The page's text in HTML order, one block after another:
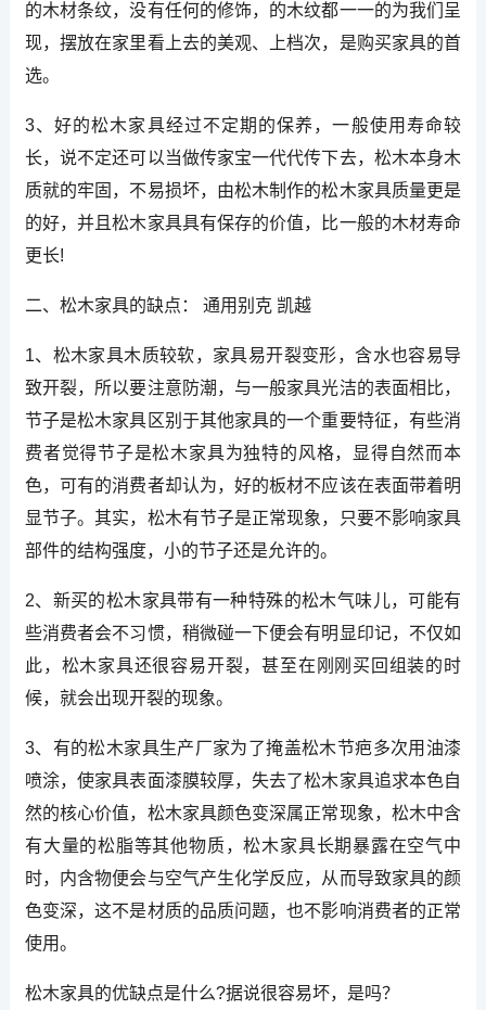
的木材条纹，没有任何的修饰，的木纹都一一的为我们呈
现，摆放在家里看上去的美观、上档次，是购买家具的首
选。
3、好的松木家具经过不定期的保养，一般使用寿命较
长，说不定还可以当做传家宝一代代传下去，松木本身木
质就的牢固，不易损坏，由松木制作的松木家具质量更是
的好，并且松木家具具有保存的价值，比一般的木材寿命
更长!
二、松木家具的缺点： 通用别克 凯越
1、松木家具木质较软，家具易开裂变形，含水也容易导
致开裂，所以要注意防潮，与一般家具光洁的表面相比，
节子是松木家具区别于其他家具的一个重要特征，有些消
费者觉得节子是松木家具为独特的风格，显得自然而本
色，可有的消费者却认为，好的板材不应该在表面带着明
显节子。其实，松木有节子是正常现象，只要不影响家具
部件的结构强度，小的节子还是允许的。
2、新买的松木家具带有一种特殊的松木气味儿，可能有
些消费者会不习惯，稍微碰一下便会有明显印记，不仅如
此，松木家具还很容易开裂，甚至在刚刚买回组装的时
候，就会出现开裂的现象。
3、有的松木家具生产厂家为了掩盖松木节疤多次用油漆
喷涂，使家具表面漆膜较厚，失去了松木家具追求本色自
然的核心价值，松木家具颜色变深属正常现象，松木中含
有大量的松脂等其他物质，松木家具长期暴露在空气中
时，内含物便会与空气产生化学反应，从而导致家具的颜
色变深，这不是材质的品质问题，也不影响消费者的正常
使用。
松木家具的优缺点是什么?据说很容易坏，是吗？